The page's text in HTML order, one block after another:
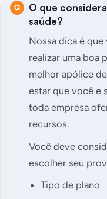
O que
saúde?
Nossa dica é
realizar uma boa
melhor apólice
estar que você e
toda empresa
recursos.
Você deve
escolher seu
Tipo de plano